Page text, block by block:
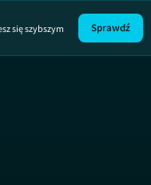
się szybszym
Sprawdź